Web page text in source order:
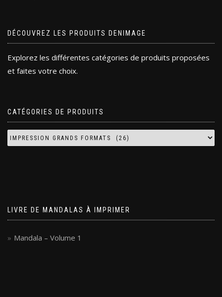
DÉCOUVREZ LES PRODUITS DENIMAGE
Explorez les différentes catégories de produits proposées
et faites votre choix.
CATÉGORIES DE PRODUITS
LIVRE DE MANDALAS À IMPRIMER
Mandala – Volume 1